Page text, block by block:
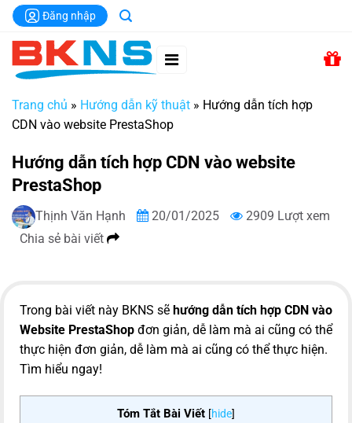
Chuyển
đến
dung
Đăng nhập
Trang chủ » Hướng dẫn kỹ thuật » Hướng dẫn tích hợp
CDN vào website PrestaShop
Hướng dẫn tích hợp CDN vào website
PrestaShop
Thịnh Văn Hạnh 20/01/2025
2909 Lượt xem
Chia sẻ bài viết
Trong bài viết này BKNS sẽ hướng dẫn tích hợp CDN vào
Website PrestaShop đơn giản, dễ làm mà ai cũng có thể
thực hiện đơn giản, dễ làm mà ai cũng có thể thực hiện.
Tìm hiểu ngay!
Tóm Tắt Bài Viết [hide]